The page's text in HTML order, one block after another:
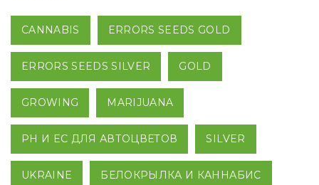
CANNABIS ERRORS SEEDS GOLD
ERRORS SEEDS SILVER GOLD
GROWING MARIJUANA
PH И EC ДЛЯ АВТОЦВЕТОВ SILVER
UKRAINE БЕЛОКРЫЛКА И КАННАБИС